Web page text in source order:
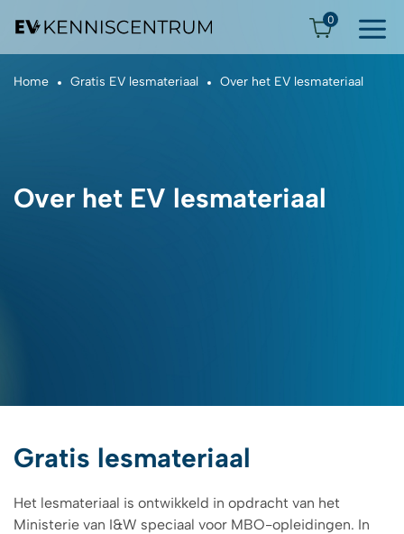
0
Home Gratis EV lesmateriaal Over het EV lesmateriaal
Over het EV lesmateriaal
Gratis lesmateriaal
Het lesmateriaal is ontwikkeld in opdracht van het
Ministerie van I&W speciaal voor MBO-opleidingen. In